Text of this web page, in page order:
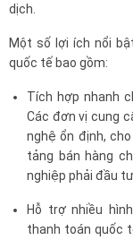
dịch.
Một số lợi ích nổi
quốc tế bao gồm:
Tích hợp nhanh
Các đơn vị cung
nghệ ổn định,
tảng bán hàng
nghiệp phải đầu
Hỗ trợ nhiều
thanh toán quốc